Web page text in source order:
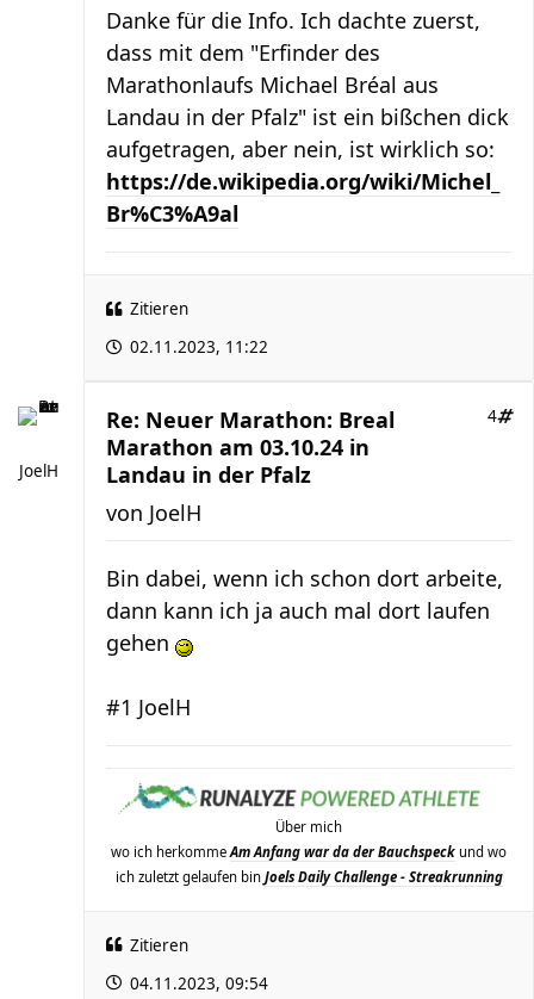
Danke für die Info. Ich dachte zuerst,
dass mit dem "Erfinder des
Marathonlaufs Michael Bréal aus
Landau in der Pfalz" ist ein bißchen dick
aufgetragen, aber nein, ist wirklich so:
https://de.wikipedia.org/wiki/Michel_
Br%C3%A9al
Zitieren
02.11.2023, 11:22
JoelH
Re: Neuer Marathon: Breal
Marathon am 03.10.24 in
Landau in der Pfalz
4
von JoelH
Bin dabei, wenn ich schon dort arbeite,
dann kann ich ja auch mal dort laufen
gehen
#1 JoelH
Über mich
wo ich herkomme Am Anfang war da der Bauchspeck und wo
ich zuletzt gelaufen bin Joels Daily Challenge - Streakrunning
Zitieren
04.11.2023, 09:54